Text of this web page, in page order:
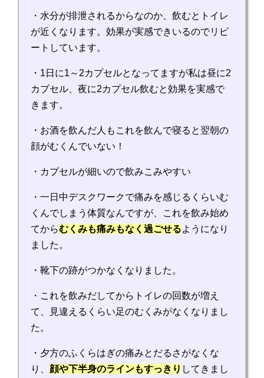
・水分が排泄されるからなのか、飲むとトイレ
が近くなります。効果が実感できいるのでリピ
ートしています。
・1日に1～2カプセルとなってますが私は昼に2
カプセル、夜に2カプセル飲むと効果を実感で
きます。
・お酒を飲んだ人もこれを飲んで寝ると翌朝の
顔がむくんでいない！
・カプセルが細いので飲みこみやすい
・一日中デスクワークで痛みを感じるくらいむ
くんでしまう体質なんですが、これを飲み始め
てからむくみも痛みもなく過ごせるようになり
ました。
・靴下の跡がつかなくなりました。
・これを飲みだしてからトイレの回数が増え
て、見違えるくらい足のむくみがなくなりまし
た。
・夕方のふくらはぎの痛みとだるさがなくな
り、 顔や下半身のラインもすっきり してきまし